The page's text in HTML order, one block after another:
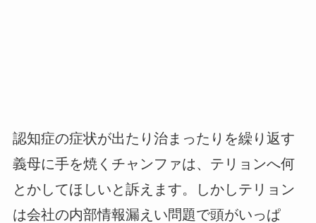
認知症の症状が出たり治まったりを繰り返す
義母に手を焼くチャンファは、テリョンへ何
とかしてほしいと訴えます。しかしテリョン
は会社の内部情報漏えい問題で頭がいっぱ